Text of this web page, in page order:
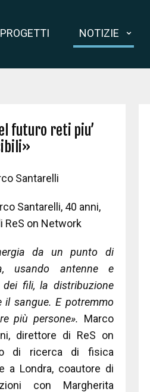
PROGETTI NOTIZIE
futuro reti piu’
Santarelli, 40 anni,
ReS on Network
da un punto di
usando antenne e
fili, la distribuzione
il sangue. E potremmo
più persone». Marco
direttore di ReS on
di ricerca di fisica
a Londra, coautore di
con Margherita